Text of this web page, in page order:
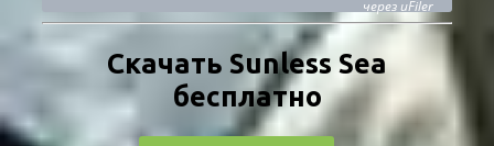
через uFiler
Скачать Sunless Sea
бесплатно